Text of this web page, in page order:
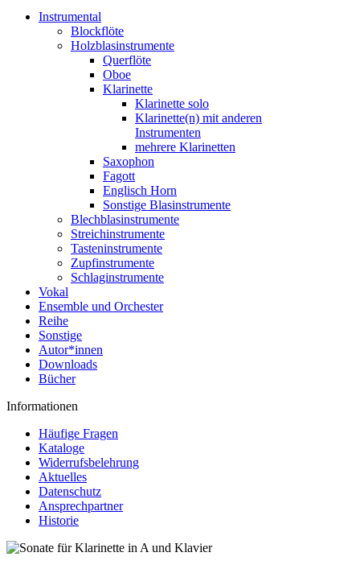
Instrumental
Blockflöte
Holzblasinstrumente
Querflöte
Oboe
Klarinette
Klarinette solo
Klarinette(n) mit anderen
Instrumenten
mehrere Klarinetten
Saxophon
Fagott
Englisch Horn
Sonstige Blasinstrumente
Blechblasinstrumente
Streichinstrumente
Tasteninstrumente
Zupfinstrumente
Schlaginstrumente
Vokal
Ensemble und Orchester
Reihe
Sonstige
Autor*innen
Downloads
Bücher
Informationen
Häufige Fragen
Kataloge
Widerrufsbelehrung
Aktuelles
Datenschutz
Ansprechpartner
Historie